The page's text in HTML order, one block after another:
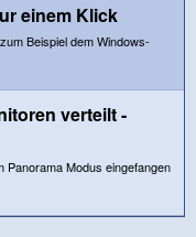
einem Klick
Beispiel dem Windows-
verteilt -
Panorama Modus eingefangen